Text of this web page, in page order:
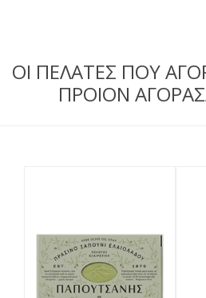
ΟΙ ΠΕΛΑΤΕΣ ΠΟΥ
ΠΡΟΙΟΝ